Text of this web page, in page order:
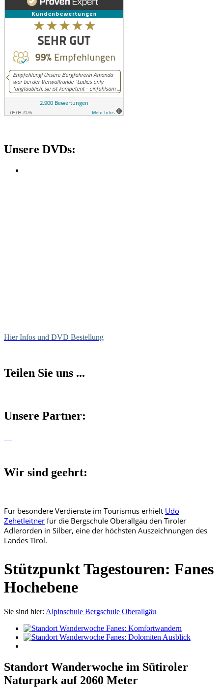
Unsere DVDs:
Hier Infos und DVD Bestellung
Teilen Sie uns ...
Unsere Partner:
Wir sind geehrt:
Für besondere Verdienste im Tourismus erhielt Udo
Zehetleitner für die Bergschule Oberallgäu den Tiroler
Adlerorden in Silber, eine der höchsten Auszeichnungen des
Landes Tirol.
Stützpunkt Tagestouren: Fanes
Hochebene
Sie sind hier: Alpinschule Bergschule Oberallgäu
Standort Wanderwoche im Sütiroler
Naturpark auf 2060 Meter